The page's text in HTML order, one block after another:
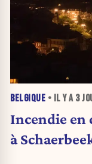
BELGIQUE • IL Y A 3
Incendie en
à